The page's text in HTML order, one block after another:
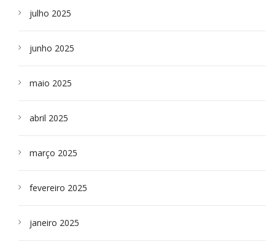
julho 2025
junho 2025
maio 2025
abril 2025
março 2025
fevereiro 2025
janeiro 2025